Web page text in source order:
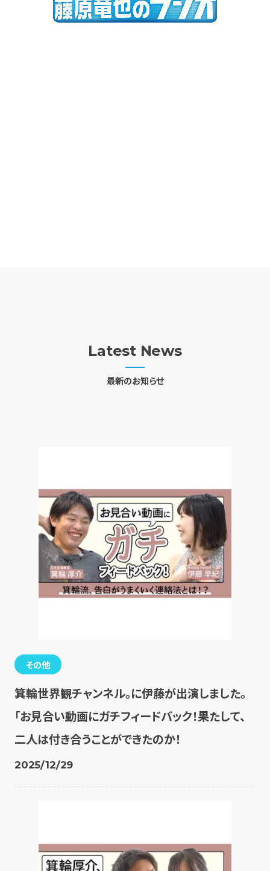
Latest News
最新のお知らせ
その他
箕輪世界観チャンネル。に伊藤が出演しました。
「お見合い動画にガチフィードバック！果たして、
二人は付き合うことができたのか！
2025/12/29